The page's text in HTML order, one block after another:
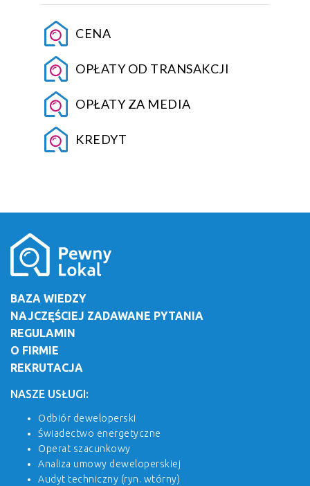
CENA
OPŁATY OD TRANSAKCJI
OPŁATY ZA MEDIA
KREDYT
BAZA WIEDZY
NAJCZĘŚCIEJ ZADAWANE PYTANIA
REGULAMIN
O FIRMIE
REKRUTACJA
NASZE USŁUGI:
Odbiór deweloperski
Świadectwo energetyczne
Operat szacunkowy
Analiza umowy deweloperskiej
Audyt techniczny (ryn. wtórny)